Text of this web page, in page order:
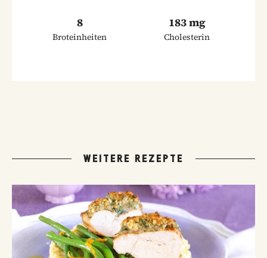
8
Broteinheiten
183 mg
Cholesterin
WEITERE REZEPTE